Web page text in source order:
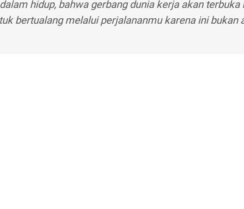
hidup, bahwa gerbang dunia kerja akan terbuka
bertualang melalui perjalananmu karena ini bukan